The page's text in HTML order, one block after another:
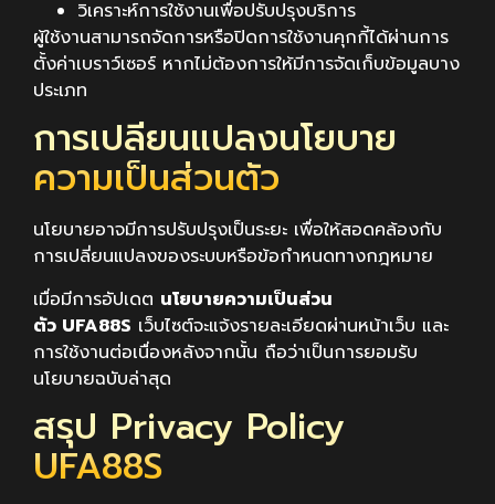
วิเคราะห์การใช้งานเพื่อปรับปรุงบริการ
ผู้ใช้งานสามารถจัดการหรือปิดการใช้งานคุกกี้ได้ผ่านการ
ตั้งค่าเบราว์เซอร์ หากไม่ต้องการให้มีการจัดเก็บข้อมูลบาง
ประเภท
การเปลี่ยนแปลงนโยบาย
ความเป็นส่วนตัว
นโยบายอาจมีการปรับปรุงเป็นระยะ เพื่อให้สอดคล้องกับ
การเปลี่ยนแปลงของระบบหรือข้อกำหนดทางกฎหมาย
เมื่อมีการอัปเดต นโยบายความเป็นส่วน
ตัว UFA88S เว็บไซต์จะแจ้งรายละเอียดผ่านหน้าเว็บ และ
การใช้งานต่อเนื่องหลังจากนั้น ถือว่าเป็นการยอมรับ
นโยบายฉบับล่าสุด
สรุป Privacy Policy
UFA88S